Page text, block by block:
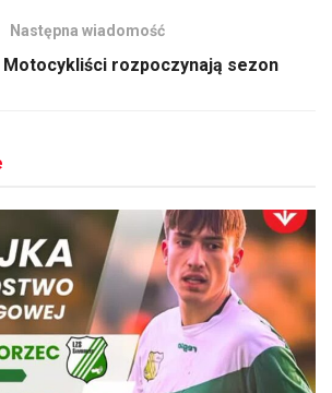
Następna wiadomość
rozpoczynają sezon